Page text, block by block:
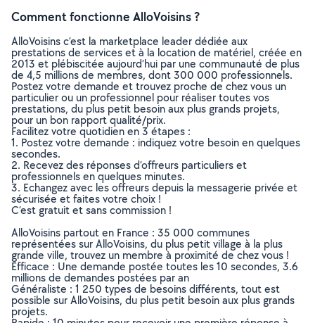
Comment fonctionne AlloVoisins ?
AlloVoisins c’est la marketplace leader dédiée aux
prestations de services et à la location de matériel, créée en
2013 et plébiscitée aujourd’hui par une communauté de plus
de 4,5 millions de membres, dont 300 000 professionnels.
Postez votre demande et trouvez proche de chez vous un
particulier ou un professionnel pour réaliser toutes vos
prestations, du plus petit besoin aux plus grands projets,
pour un bon rapport qualité/prix.
Facilitez votre quotidien en 3 étapes :
1. Postez votre demande : indiquez votre besoin en quelques
secondes.
2. Recevez des réponses d’offreurs particuliers et
professionnels en quelques minutes.
3. Echangez avec les offreurs depuis la messagerie privée et
sécurisée et faites votre choix !
C’est gratuit et sans commission !
AlloVoisins partout en France : 35 000 communes
représentées sur AlloVoisins, du plus petit village à la plus
grande ville, trouvez un membre à proximité de chez vous !
Efficace : Une demande postée toutes les 10 secondes, 3.6
millions de demandes postées par an
Généraliste : 1 250 types de besoins différents, tout est
possible sur AlloVoisins, du plus petit besoin aux plus grands
projets.